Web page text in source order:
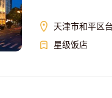
天津市和平区
星级饭店